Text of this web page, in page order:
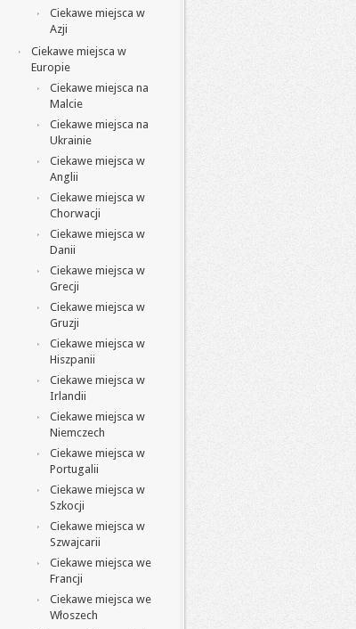
Ciekawe miejsca w
Azji
Ciekawe miejsca w
Europie
Ciekawe miejsca na
Malcie
Ciekawe miejsca na
Ukrainie
Ciekawe miejsca w
Anglii
Ciekawe miejsca w
Chorwacji
Ciekawe miejsca w
Danii
Ciekawe miejsca w
Grecji
Ciekawe miejsca w
Gruzji
Ciekawe miejsca w
Hiszpanii
Ciekawe miejsca w
Irlandii
Ciekawe miejsca w
Niemczech
Ciekawe miejsca w
Portugalii
Ciekawe miejsca w
Szkocji
Ciekawe miejsca w
Szwajcarii
Ciekawe miejsca we
Francji
Ciekawe miejsca we
Włoszech